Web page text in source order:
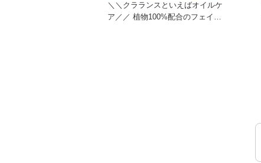
＼＼クラランスといえばオイルケ
ア／／ 植物100%配合のフェイス